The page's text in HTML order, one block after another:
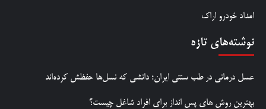
امداد خودرو اراک
نوشته‌های تازه
عسل درمانی در طب سنتی ایران؛ دانشی که نسل‌ها حفظش کرده‌اند
بهترین روش‌ های پس‌ انداز برای افراد شاغل چیست؟